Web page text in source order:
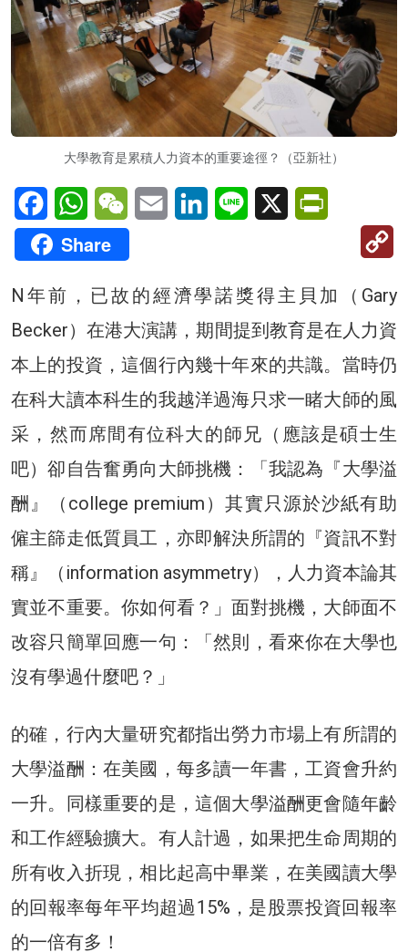
大學教育是累積人力資本的重要途徑？（亞新社）
FacebookWhatsAppWeChatEmail LinkedInLine X
Share
N年前，已故的經濟學諾獎得主貝加（Gary
Becker）在港大演講，期間提到教育是在人力資
本上的投資，這個行內幾十年來的共識。當時仍
在科大讀本科生的我越洋過海只求一睹大師的風
采，然而席間有位科大的師兄（應該是碩士生
吧）卻自告奮勇向大師挑機：「我認為『大學溢
酬』（college premium）其實只源於沙紙有助
僱主篩走低質員工，亦即解決所謂的『資訊不對
稱』（information asymmetry），人力資本論其
實並不重要。你如何看？」面對挑機，大師面不
改容只簡單回應一句：「然則，看來你在大學也
沒有學過什麼吧？」
的確，行內大量研究都指出勞力市場上有所謂的
大學溢酬：在美國，每多讀一年書，工資會升約
一升。同樣重要的是，這個大學溢酬更會隨年齡
和工作經驗擴大。有人計過，如果把生命周期的
所有收入折現，相比起高中畢業，在美國讀大學
的回報率每年平均超過15%，是股票投資回報率
的一倍有多！